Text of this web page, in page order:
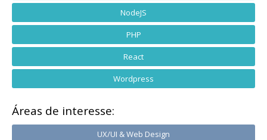
NodeJS
PHP
React
Wordpress
Áreas de interesse:
UX/UI & Web Design